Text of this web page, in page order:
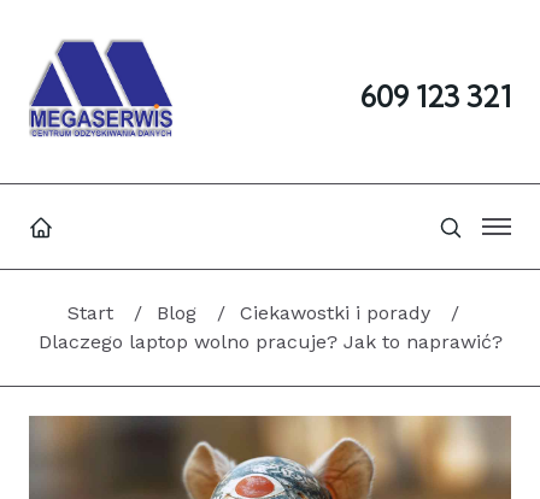
609 123 321
Start Blog
Ciekawostki i porady
Dlaczego laptop wolno pracuje? Jak to naprawić?